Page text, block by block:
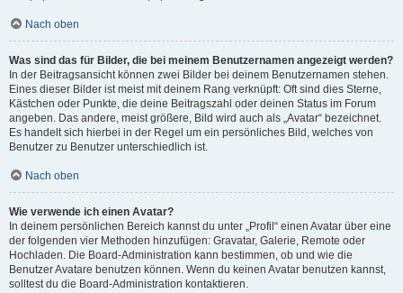
Nach oben
Was sind das für Bilder, die bei meinem Benutzernamen angezeigt werden?
In der Beitragsansicht können zwei Bilder bei deinem Benutzernamen stehen.
Eines dieser Bilder ist meist mit deinem Rang verknüpft: Oft sind dies Sterne,
Kästchen oder Punkte, die deine Beitragszahl oder deinen Status im Forum
angeben. Das andere, meist größere, Bild wird auch als „Avatar“ bezeichnet.
Es handelt sich hierbei in der Regel um ein persönliches Bild, welches von
Benutzer zu Benutzer unterschiedlich ist.
Nach oben
Wie verwende ich einen Avatar?
In deinem persönlichen Bereich kannst du unter „Profil“ einen Avatar über eine
der folgenden vier Methoden hinzufügen: Gravatar, Galerie, Remote oder
Hochladen. Die Board-Administration kann bestimmen, ob und wie die
Benutzer Avatare benutzen können. Wenn du keinen Avatar benutzen kannst,
solltest du die Board-Administration kontaktieren.